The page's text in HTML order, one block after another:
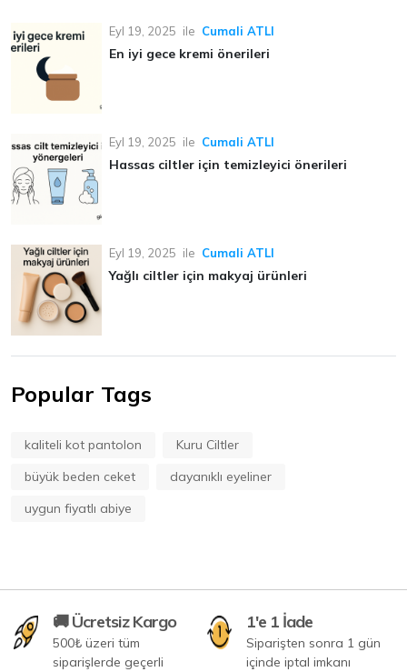
Eyl 19, 2025 ile Cumali ATLI
En iyi gece kremi önerileri
Eyl 19, 2025 ile Cumali ATLI
Hassas ciltler için temizleyici önerileri
Eyl 19, 2025 ile Cumali ATLI
Yağlı ciltler için makyaj ürünleri
Popular Tags
kaliteli kot pantolon
Kuru Ciltler
büyük beden ceket
dayanıklı eyeliner
uygun fiyatlı abiye
🚚 Ücretsiz Kargo
500₺ üzeri tüm
siparişlerde geçerli
1'e 1 İade
Siparişten sonra 1 gün
içinde iptal imkanı